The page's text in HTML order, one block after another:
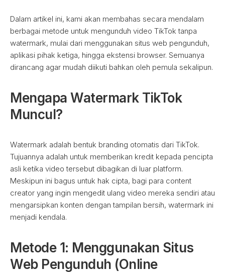
Dalam artikel ini, kami akan membahas secara mendalam
berbagai metode untuk mengunduh video TikTok tanpa
watermark, mulai dari menggunakan situs web pengunduh,
aplikasi pihak ketiga, hingga ekstensi browser. Semuanya
dirancang agar mudah diikuti bahkan oleh pemula sekalipun.
Mengapa Watermark TikTok
Muncul?
Watermark adalah bentuk branding otomatis dari TikTok.
Tujuannya adalah untuk memberikan kredit kepada pencipta
asli ketika video tersebut dibagikan di luar platform.
Meskipun ini bagus untuk hak cipta, bagi para content
creator yang ingin mengedit ulang video mereka sendiri atau
mengarsipkan konten dengan tampilan bersih, watermark ini
menjadi kendala.
Metode 1: Menggunakan Situs
Web Pengunduh (Online